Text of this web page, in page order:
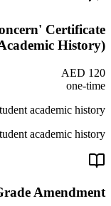
Certificate
History)
AED 120
one-time
academic history.
academic history.
Amendment